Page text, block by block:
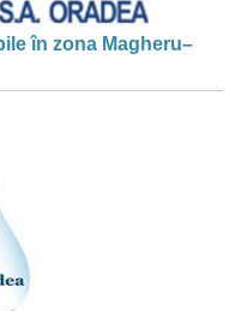
în zona Magheru–